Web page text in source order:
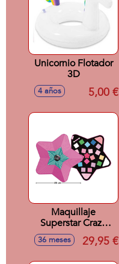
Unicornio Flotador
3D
4 años 5,00 €
Maquillaje
Superstar Crazy
Chic con forma de
Estrella 28 cm
36 meses 29,95 €